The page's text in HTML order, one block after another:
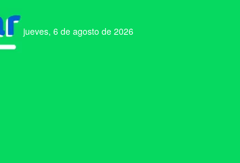
jueves, 6 de agosto de 2026